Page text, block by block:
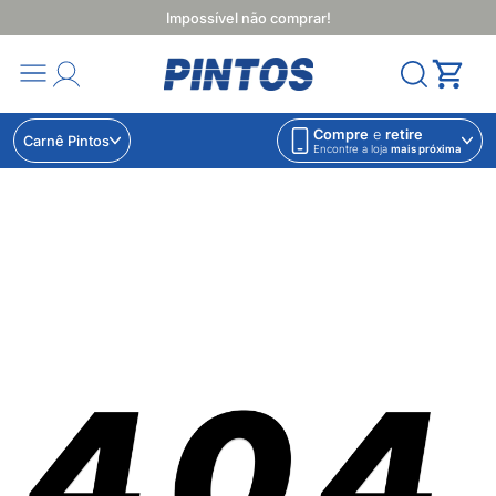
Impossível não comprar!
Carnê Pintos Compre e retire
Encontre a loja mais próxima